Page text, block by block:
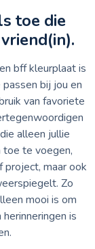
toe die
bff kleurplaat is
bij jou en
van favoriete
alleen jullie
toe te voegen,
maar ook
Zo
mooi is om
is